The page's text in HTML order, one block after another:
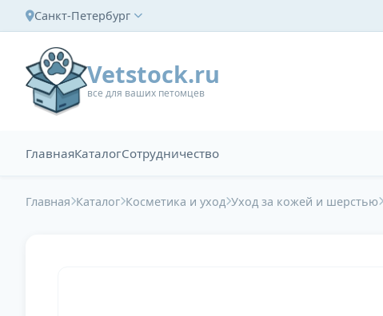
Санкт-Петербург
Vetstock.ru
все для ваших петомцев
ГлавнаяКаталогСотрудничество
Главная Каталог Косметика и уход Уход за кожей и шерстью